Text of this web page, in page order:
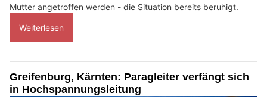
Mutter angetroffen werden - die Situation bereits beruhigt.
Weiterlesen
Greifenburg, Kärnten: Paragleiter verfängt sich
in Hochspannungsleitung